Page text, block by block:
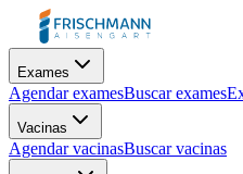
Exames
Agendar examesBuscar exames
Vacinas
Agendar vacinasBuscar vacinas